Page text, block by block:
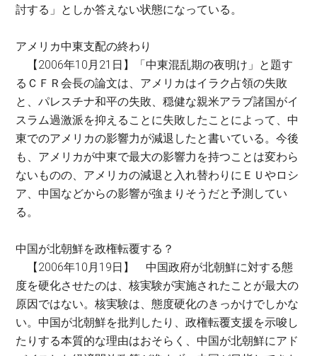
討する」としか答えない状態になっている。
アメリカ中東支配の終わり
【2006年10月21日】「中東混乱期の夜明け」と題す
るＣＦＲ会長の論文は、アメリカはイラク占領の失敗
と、パレスチナ和平の失敗、穏健な親米アラブ諸国がイ
スラム過激派を抑えることに失敗したことによって、中
東でのアメリカの影響力が減退したと書いている。今後
も、アメリカが中東で最大の影響力を持つことは変わら
ないものの、アメリカの減退と入れ替わりにＥＵやロシ
ア、中国などからの影響が強まりそうだと予測してい
る。
中国が北朝鮮を政権転覆する？
【2006年10月19日】 中国政府が北朝鮮に対する態
度を硬化させたのは、核実験が実施されたことが最大の
原因ではない。核実験は、態度硬化のきっかけでしかな
い。中国が北朝鮮を批判したり、政権転覆支援を示唆し
たりする本質的な理由はおそらく、中国が北朝鮮にアド